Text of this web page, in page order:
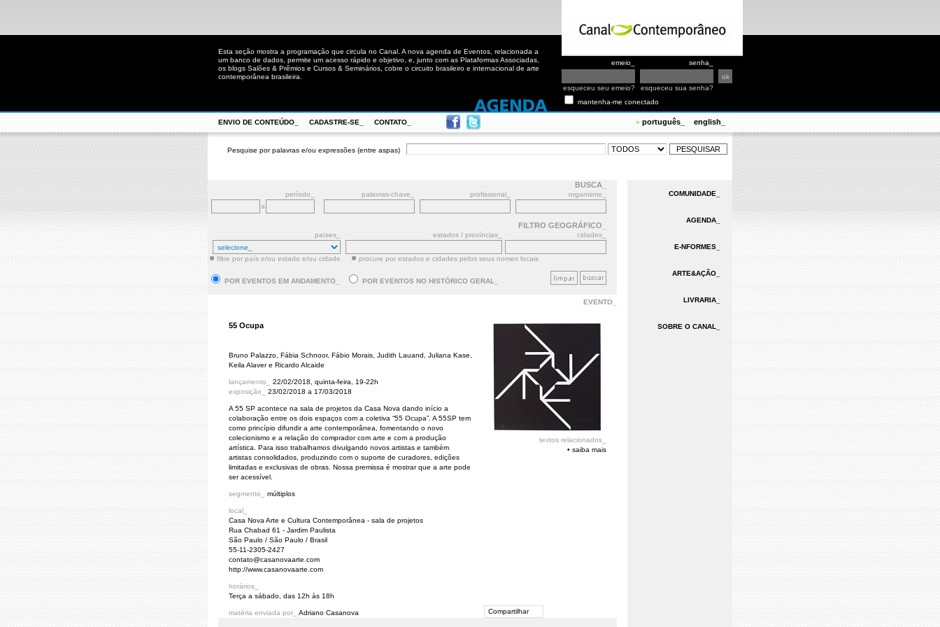
Esta seção mostra a programação que circula no Canal. A nova agenda de Eventos, relacionada a
um banco de dados, permite um acesso rápido e objetivo, e, junto com as Plataformas Associadas,
os blogs Salões & Prêmios e Cursos & Seminários, cobre o circuito brasileiro e internacional de arte
contemporânea brasileira.
emeio_ senha_
esqueceu seu emeio?
esqueceu sua senha?
mantenha-me conectado
ENVIO DE CONTEÚDO_ CADASTRE-SE_ CONTATO_ » português_ english_
Pesquise por palavras e/ou expressões (entre aspas)
BUSCA_
período_ palavras-chave_ profissional_
organismo_
a
FILTRO GEOGRÁFICO_
países_ estados / províncias_ cidades_
filtre por país e/ou estado e/ou cidade procure por estados e cidades pelos seus nomes locais
POR EVENTOS EM ANDAMENTO_ POR EVENTOS NO HISTÓRICO GERAL_
EVENTO_
55 Ocupa
Bruno Palazzo, Fábia Schnoor, Fábio Morais, Judith Lauand, Juliana Kase,
Keila Alaver e Ricardo Alcaide
lançamento_ 22/02/2018, quinta-feira, 19-22h
exposição_ 23/02/2018 a 17/03/2018
A 55 SP acontece na sala de projetos da Casa Nova dando início a
colaboração entre os dois espaços com a coletiva “55 Ocupa”. A 55SP tem
como princípio difundir a arte contemporânea, fomentando o novo
colecionismo e a relação do comprador com arte e com a produção
artística. Para isso trabalhamos divulgando novos artistas e também
artistas consolidados, produzindo com o suporte de curadores, edições
limitadas e exclusivas de obras. Nossa premissa é mostrar que a arte pode
ser acessível.
segmento_ múltiplos
local_
Casa Nova Arte e Cultura Contemporânea - sala de projetos
Rua Chabad 61 - Jardim Paulista
São Paulo / São Paulo / Brasil
55-11-2305-2427
contato@casanovaarte.com
http://www.casanovaarte.com
horários_
Terça a sábado, das 12h às 18h
matéria enviada por_ Adriano Casanova
textos relacionados_
• saiba mais
Compartilhar
COMUNIDADE_
AGENDA_
E-NFORMES_
ARTE&AÇÃO_
LIVRARIA_
SOBRE O CANAL_